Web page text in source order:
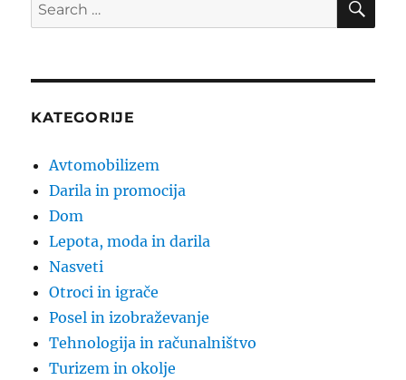
for:
KATEGORIJE
Avtomobilizem
Darila in promocija
Dom
Lepota, moda in darila
Nasveti
Otroci in igrače
Posel in izobraževanje
Tehnologija in računalništvo
Turizem in okolje